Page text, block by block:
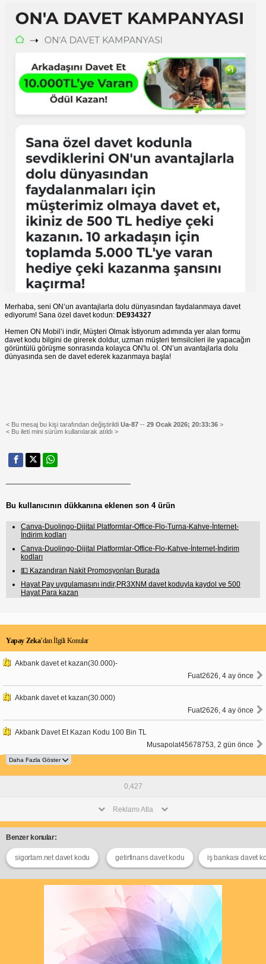
Merhaba, seni ON’un avantajlarla dolu dünyasından faydalanmaya davet
ediyorum! Sana özel davet kodun: DE934327
Hemen ON Mobil’i indir, Müşteri Olmak İstiyorum adımında yer alan formu
davet kodu bilgini de girerek doldur, uzman müşteri temsilcileri ile yapacağın
görüntülü görüşme sonrasında kolayca ON'lu ol. ON’un avantajlarla dolu
dünyasında sen de davet ederek kazanmaya başla!
< Bu mesaj bu kişi tarafından değiştirildi Ua-87 -- 29 Ocak 2026; 20:33:36 >
< Bu ileti mini sürüm kullanılarak atıldı >
Bu kullanıcının dükkanına eklenen son 4 ürün
Canva-Duolingo-Dijital Platformlar-Office-Flo-Turna-Kahve-İnternet-
İndirim kodları
Canva-Duolingo-Dijital Platformlar-Office-Flo-Kahve-İnternet-İndirim
kodları
💵 Kazandıran Nakit Promosyonları Burada
Hayat Pay uygulamasını indir,PR3XNM davet koduyla kaydol ve 500
Hayat Para kazan
Yapay Zeka’dan İlgili Konular
Akbank davet et kazan(30.000)-
Fuat2626, 4 ay önce
Akbank davet et kazan(30.000)
Fuat2626, 4 ay önce
Akbank Davet Et Kazan Kodu 100 Bin TL
Musapolat45678753, 2 gün önce
0,427
Reklamı Atla
Benzer konular:
sigortam.net davet kodu getirfinans davet kodu iş bankası davet